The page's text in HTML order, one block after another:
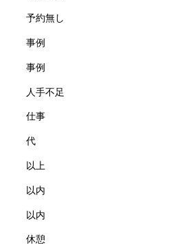
予約無し
事例
事例
人手不足
仕事
代
以上
以内
以内
休憩